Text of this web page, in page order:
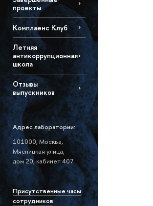
проекты
Комплаенс Клуб
Летняя
антикоррупционная
школа
Отзывы
выпускников
Адрес лаборатории:
101000, Москва,
Мясницкая улица,
дом 20, кабинет 407.
Присутственные часы
сотрудников